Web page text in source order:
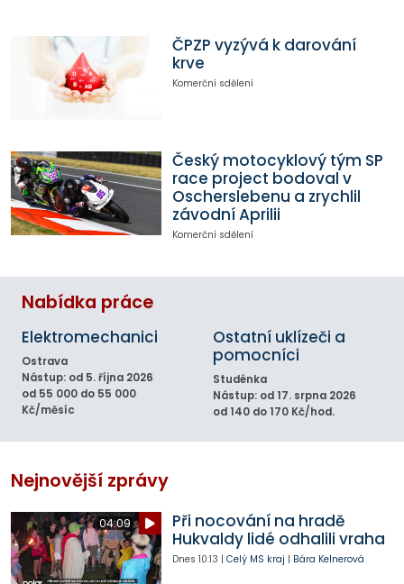
ČPZP vyzývá k darování
krve
Komerční sdělení
Český motocyklový tým SP
race project bodoval v
Oscherslebenu a zrychlil
závodní Aprilii
Komerční sdělení
Nabídka práce
Elektromechanici
Ostrava
Nástup: od 5. října 2026
od 55 000 do 55 000
Kč/měsíc
Ostatní uklízeči a
pomocníci
Studénka
Nástup: od 17. srpna 2026
od 140 do 170 Kč/hod.
Nejnovější zprávy
04:09
Při nocování na hradě
Hukvaldy lidé odhalili vraha
Dnes 10:13 | Celý MS kraj | Bára Kelnerová